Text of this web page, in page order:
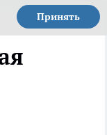
Принять